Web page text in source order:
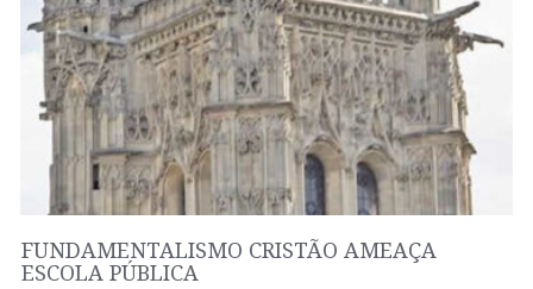
FUNDAMENTALISMO CRISTÃO AMEAÇA
ESCOLA PÚBLICA